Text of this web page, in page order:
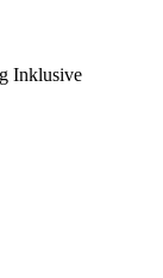
Inklusive